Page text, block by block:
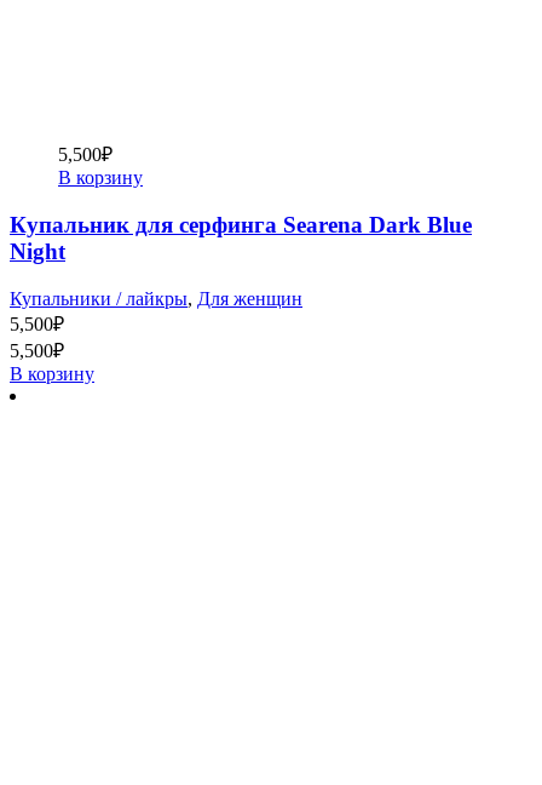
5,500₽
В корзину
Купальник для серфинга Searena Dark Blue
Night
Купальники / лайкры, Для женщин
5,500₽
5,500₽
В корзину